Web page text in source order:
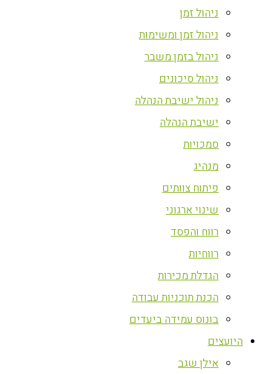
ניהול זמן
ניהול זמן ומשימות
ניהול בזמן משבר
ניהול סיכונים
ניהול ישיבת הנהלה
ישיבת הנהלה
סמכויות
מנהיג
פיתוח צוותים
שינוי ארגוני
רווח והפסד
רווחיות
הגדלת מכירות
הכנת תוכניות עבודה
בונוס עמידה ביעדים
היועצים
אילן שגב